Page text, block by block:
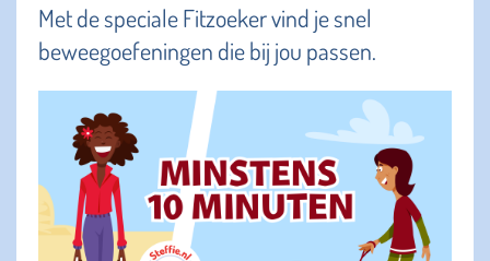
Met de speciale Fitzoeker vind je snel
beweegoefeningen die bij jou passen.